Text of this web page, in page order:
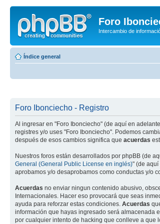
Foro
Intercambio de
Índice general
Foro Ibonciecho - Registro
Al ingresar en "Foro Ibonciecho" (de aquí en
registres y/o uses "Foro Ibonciecho". Podemos
después de esos cambios significa que acuerdas
Nuestros foros están desarrollados por phpBB (de
General (General Public License en inglés)" (de aquí
aprobamos y/o desaprobamos como conductas y/o
Acuerdas no enviar ningun contenido abusivo,
Internacionales. Hacer eso provocará que seas
ayuda para reforzar estas condiciones. Acuerdas
información que hayas ingresado será almacenada
por cualquier intento de hacking que conlleve a que